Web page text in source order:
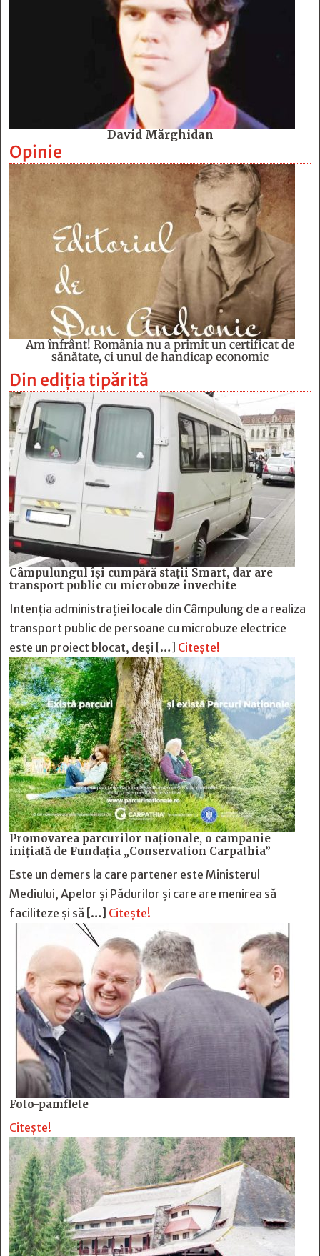
David Mărghidan
Opinie
Am înfrânt! România nu a primit un certificat de
sănătate, ci unul de handicap economic
Din ediția tipărită
Câmpulungul îşi cumpără staţii Smart, dar are
transport public cu microbuze învechite
Intenția administrației locale din Câmpulung de a realiza
transport public de persoane cu microbuze electrice
este un proiect blocat, deși […] Citește!
Promovarea parcurilor naționale, o campanie
inițiată de Fundația „Conservation Carpathia”
Este un demers la care partener este Ministerul
Mediului, Apelor și Pădurilor și care are menirea să
faciliteze și să […] Citește!
Foto-pamflete
Citește!